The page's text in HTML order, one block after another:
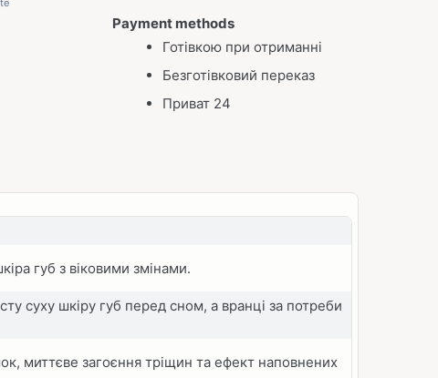
Payment methods
Готівкою при отриманні
Безготівковий переказ
Приват 24
губ з віковими змінами.
суху шкіру губ перед сном, а вранці за потреби
миттєве загоєння тріщин та ефект наповнених